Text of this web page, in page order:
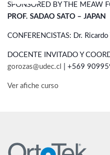
SPONSORED BY THE MEAW
PROF. SADAO SATO – JAPAN
CONFERENCISTAS: Dr. Ricardo
DOCENTE INVITADO Y
gorozas@udec.cl
+569
Ver afiche curso